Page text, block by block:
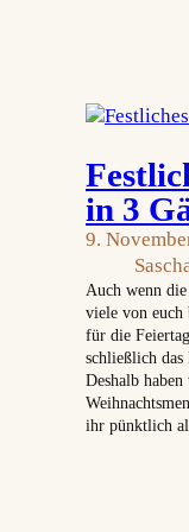
in 3
9.
Auch wenn
viele von euch
für die
schließlich
Deshalb
ihr pünktlich